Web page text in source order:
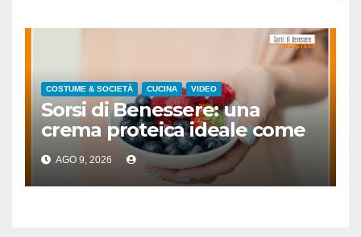
COSTUME & SOCIETÀ CUCINA VIDEO
Sorsi di Benessere: una
crema proteica ideale come
spuntino
AGO 9, 2026